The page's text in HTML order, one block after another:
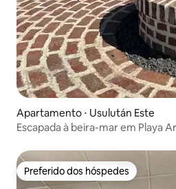
Apartamento ⋅ Usulután Este
Escapada à beira-mar em Playa
Preferido dos hóspedes
Preferido dos hóspedes